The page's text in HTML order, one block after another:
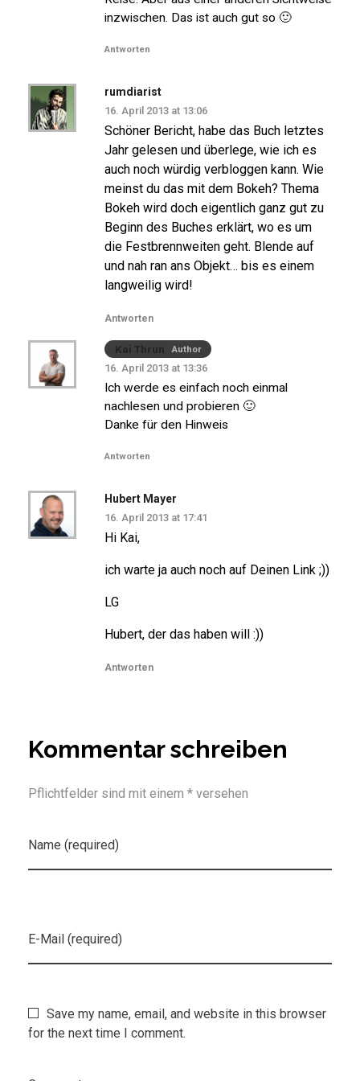
inzwischen. Das ist auch gut so 🙂
Antworten
rumdiarist
16. April 2013 at 13:06
Schöner Bericht, habe das Buch letztes
Jahr gelesen und überlege, wie ich es
auch noch würdig verbloggen kann. Wie
meinst du das mit dem Bokeh? Thema
Bokeh wird doch eigentlich ganz gut zu
Beginn des Buches erklärt, wo es um
die Festbrennweiten geht. Blende auf
und nah ran ans Objekt… bis es einem
langweilig wird!
Antworten
Kai Thrun Author
16. April 2013 at 13:36
Ich werde es einfach noch einmal
nachlesen und probieren 🙂
Danke für den Hinweis
Antworten
Hubert Mayer
16. April 2013 at 17:41
Hi Kai,
ich warte ja auch noch auf Deinen Link ;))
LG
Hubert, der das haben will :))
Antworten
Kommentar schreiben
Pflichtfelder sind mit einem * versehen
Name (required)
E-Mail (required)
Save my name, email, and website in this browser
for the next time I comment.